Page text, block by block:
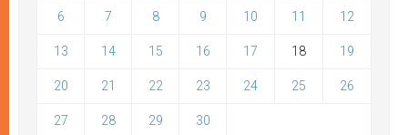
6 7 8 9 10 11 12
13 14 15 16 17 18 19
20 21 22 23 24 25 26
27 28 29 30